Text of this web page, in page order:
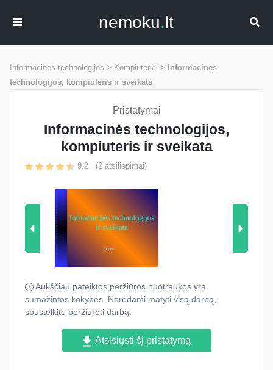
nemoku.lt
Informacinės technologijos > Kompiuteriai >
Informacinės
technologijos, kompiuteris ir sveikata
Pristatymai
Informacinės technologijos,
kompiuteris ir sveikata
9.2 (2 atsiliepimai)
Aukščiau pateiktos peržiūros nuotraukos yra
sumažintos kokybės. Norėdami matyti visą darbą,
spustelkite peržiūrėti darbą.
Atsisiųsti šį pristatymą